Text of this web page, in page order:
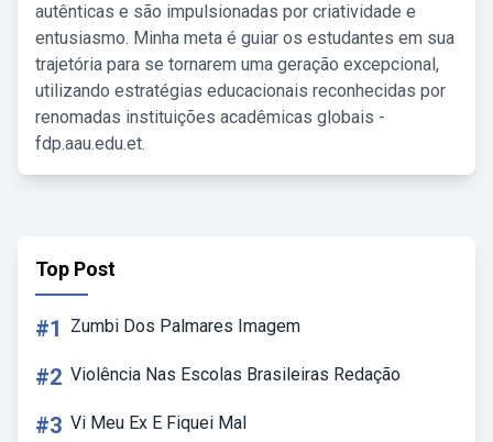
autênticas e são impulsionadas por criatividade e
entusiasmo. Minha meta é guiar os estudantes em sua
trajetória para se tornarem uma geração excepcional,
utilizando estratégias educacionais reconhecidas por
renomadas instituições acadêmicas globais -
fdp.aau.edu.et.
Top Post
#1 Zumbi Dos Palmares Imagem
#2 Violência Nas Escolas Brasileiras Redação
#3 Vi Meu Ex E Fiquei Mal